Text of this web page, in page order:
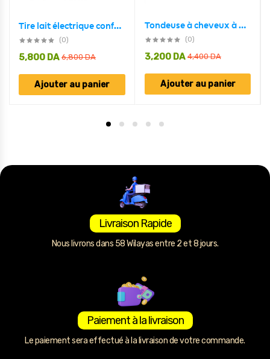
Tire lait électrique confortable avancé FloraFlow NYK01
(0)
6,800DA
5,800 DA
Ajouter au panier
Tondeuse à cheveux à aspiration automatique pour bébé avec affichage numérique ultra-silencieuse
(0)
4,400DA
3,200 DA
Ajouter au panier
Livraison Rapide
Nous livrons dans 58 Wilayas entre 2 et 8 jours.
Paiement à la livraison
Le paiement sera effectué à la livraison de votre commande.